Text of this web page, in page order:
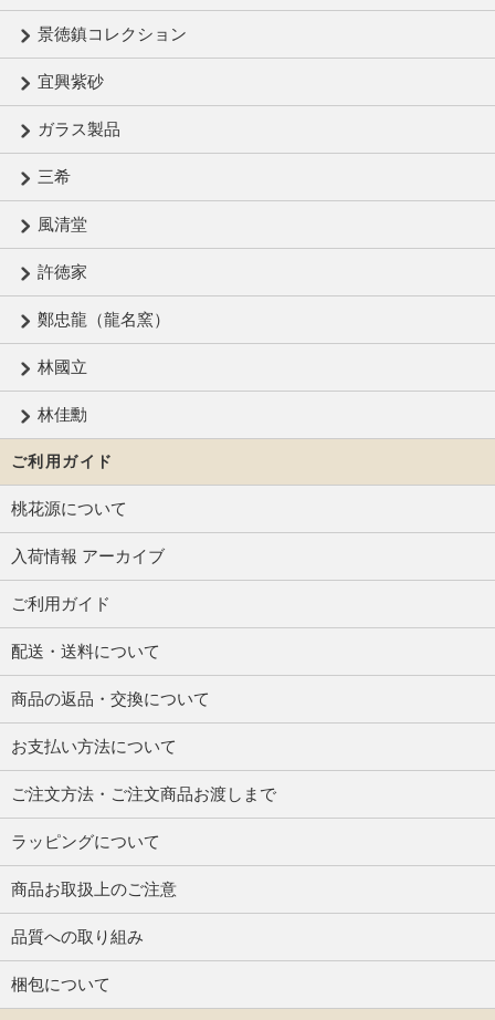
景徳鎮コレクション
宜興紫砂
ガラス製品
三希
風清堂
許徳家
鄭忠龍（龍名窯）
林國立
林佳勳
ご利用ガイド
桃花源について
入荷情報 アーカイブ
ご利用ガイド
配送・送料について
商品の返品・交換について
お支払い方法について
ご注文方法・ご注文商品お渡しまで
ラッピングについて
商品お取扱上のご注意
品質への取り組み
梱包について